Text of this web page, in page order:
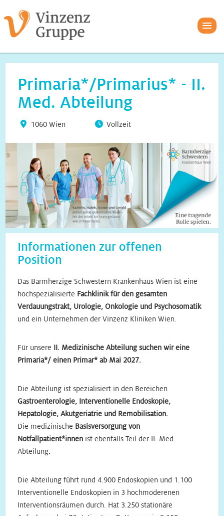
Primaria*/Primarius* - II.
Med. Abteilung
1060 Wien Vollzeit
Informationen zur offenen
Position
Das Barmherzige Schwestern Krankenhaus Wien ist eine
hochspezialisierte Fachklinik für den gesamten
Verdauungstrakt, Urologie, Onkologie und Psychosomatik
und ein Unternehmen der Vinzenz Kliniken Wien.
Für unsere II. Medizinische Abteilung suchen wir eine
Primaria*/ einen Primar* ab Mai 2027.
Die Abteilung ist spezialisiert in den Bereichen
Gastroenterologie, Interventionelle Endoskopie,
Hepatologie, Akutgeriatrie und Remobilisation.
Die medizinische Basisversorgung von
Notfallpatient*innen ist ebenfalls Teil der II. Med.
Abteilung.
Die Abteilung führt rund 4.900 Endoskopien und 1.100
Interventionelle Endoskopien in 3 hochmoderenen
Interventionsräumen durch. Hat 3.250 stationäre